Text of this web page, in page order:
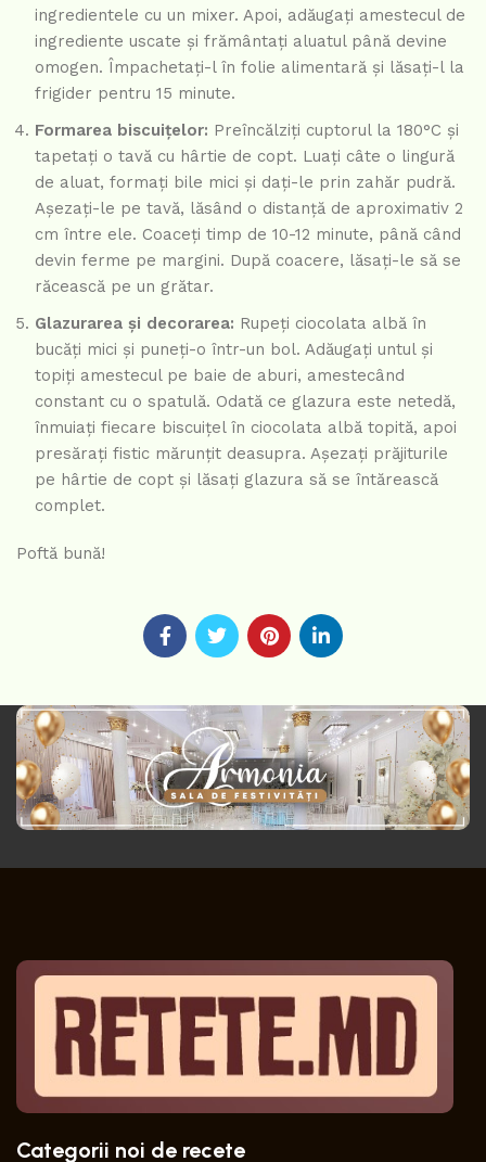
ingredientele cu un mixer. Apoi, adăugați amestecul de
ingrediente uscate și frământați aluatul până devine
omogen. Împachetați-l în folie alimentară și lăsați-l la
frigider pentru 15 minute.
Formarea biscuițelor: Preîncălziți cuptorul la 180°C și
tapetați o tavă cu hârtie de copt. Luați câte o lingură
de aluat, formați bile mici și dați-le prin zahăr pudră.
Așezați-le pe tavă, lăsând o distanță de aproximativ 2
cm între ele. Coaceți timp de 10-12 minute, până când
devin ferme pe margini. După coacere, lăsați-le să se
răcească pe un grătar.
Glazurarea și decorarea: Rupeți ciocolata albă în
bucăți mici și puneți-o într-un bol. Adăugați untul și
topiți amestecul pe baie de aburi, amestecând
constant cu o spatulă. Odată ce glazura este netedă,
înmuiați fiecare biscuițel în ciocolata albă topită, apoi
presărați fistic mărunțit deasupra. Așezați prăjiturile
pe hârtie de copt și lăsați glazura să se întărească
complet.
Poftă bună!
Categorii noi de recete